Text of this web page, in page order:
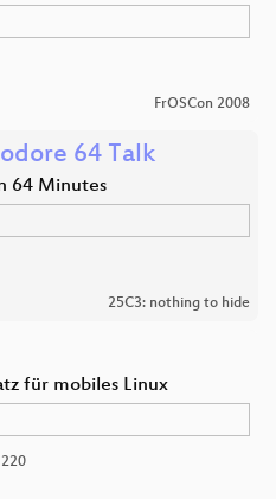
FrOSCon 2008
64 Talk
64 Minutes
25C3: nothing to hide
für mobiles Linux
220